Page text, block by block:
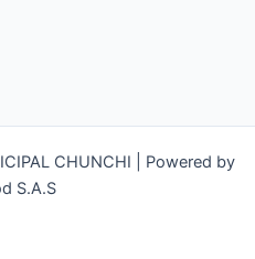
CHUNCHI | Powered by
S.A.S